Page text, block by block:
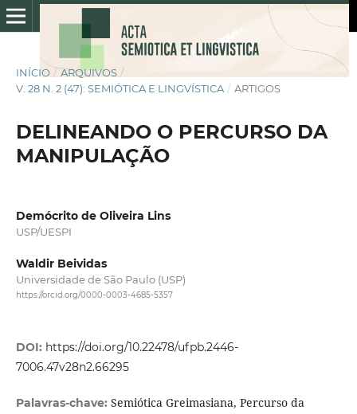
INÍCIO / ARQUIVOS /
V. 28 N. 2 (47): SEMIÓTICA E LINGVÍSTICA / ARTIGOS
DELINEANDO O PERCURSO DA
MANIPULAÇÃO
Demócrito de Oliveira Lins
USP/UESPI
Waldir Beividas
Universidade de São Paulo (USP)
https://orcid.org/0000-0003-4685-5357
DOI: https://doi.org/10.22478/ufpb.2446-
7006.47v28n2.66295
Palavras-chave: Semiótica Greimasiana, Percurso da